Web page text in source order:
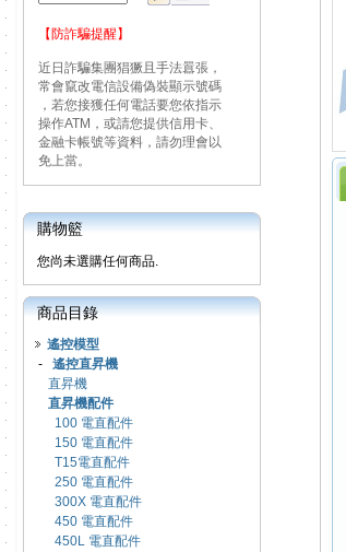
【防詐騙提醒】
近日詐騙集團猖獗且手法囂張，
常會竄改電信設備偽裝顯示號碼
，若您接獲任何電話要您依指示
操作ATM，或請您提供信用卡、
金融卡帳號等資料，請勿理會以
免上當。
購物籃
您尚未選購任何商品.
商品目錄
遙控模型
- 遙控直昇機
直昇機
直昇機配件
100 電直配件
150 電直配件
T15電直配件
250 電直配件
300X 電直配件
450 電直配件
450L 電直配件